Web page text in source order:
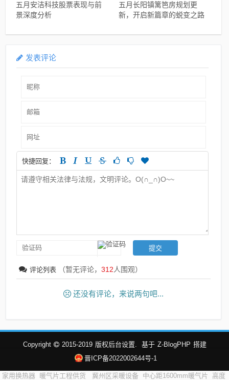
五月安洁科技股票表现与前
景深度分析
五月长阳镇篱笆房规划更
新，开启新篇章的蜕变之路
发表评论
快捷回复：
评论列表 （暂无评论，312人围观）
还没有评论，来说两句吧...
Copyright 2015-2019 版权后台设置. 基于 Z-BlogPHP 搭建
晋ICP备2022002644号-1
家用换热器 暖气片工程供货 冀州区采暖设备 中心距1600mm暖气片 高度